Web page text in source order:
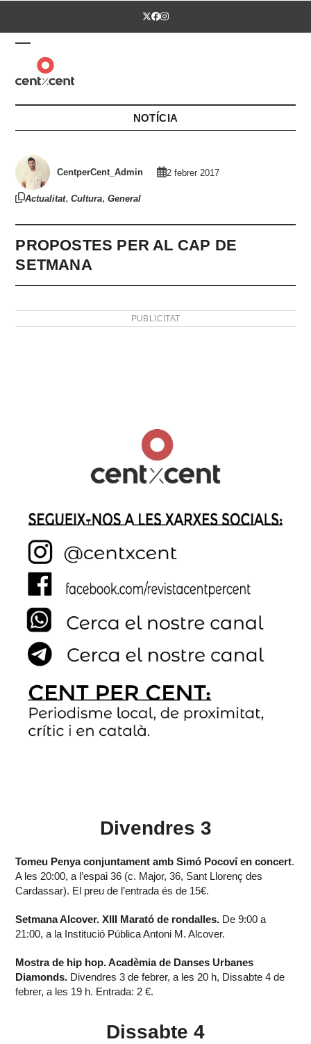
Twitter
Facebook
Instagram
Open
mobile
menu
Close
mobile
menu
NOTÍCIA
CentperCent_Admin 2 febrer 2017
Actualitat,Cultura,General
PROPOSTES PER AL CAP DE
SETMANA
PUBLICITAT
Divendres 3
Tomeu Penya conjuntament amb Simó Pocoví en concert.
A les 20:00, a l’espai 36 (c. Major, 36, Sant Llorenç des
Cardassar). El preu de l’entrada és de 15€.
Setmana Alcover. XIII Marató de rondalles. De 9:00 a
21:00, a la Institució Pública Antoni M. Alcover.
Mostra de hip hop. Acadèmia de Danses Urbanes
Diamonds. Divendres 3 de febrer, a les 20 h, Dissabte 4 de
febrer, a les 19 h. Entrada: 2 €.
Dissabte 4